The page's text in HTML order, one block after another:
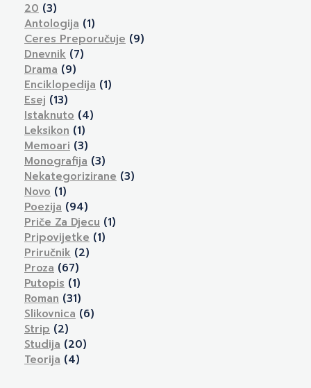
20 (3)
Antologija (1)
Ceres Preporučuje (9)
Dnevnik (7)
Drama (9)
Enciklopedija (1)
Esej (13)
Istaknuto (4)
Leksikon (1)
Memoari (3)
Monografija (3)
Nekategorizirane (3)
Novo (1)
Poezija (94)
Priče Za Djecu (1)
Pripovijetke (1)
Priručnik (2)
Proza (67)
Putopis (1)
Roman (31)
Slikovnica (6)
Strip (2)
Studija (20)
Teorija (4)